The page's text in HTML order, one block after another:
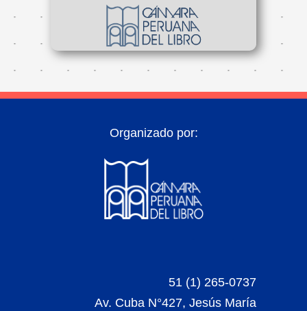
Organizado por:
51 (1) 265-0737
Av. Cuba N°427, Jesús María